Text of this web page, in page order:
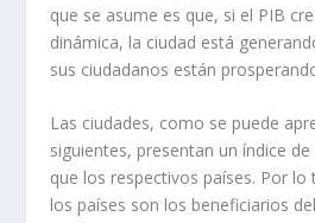
que se asume es que, si el PIB
dinámica, la ciudad está
sus ciudadanos están
Las ciudades, como se puede
siguientes, presentan un índice
que los respectivos países. Por
los países son los beneficiarios